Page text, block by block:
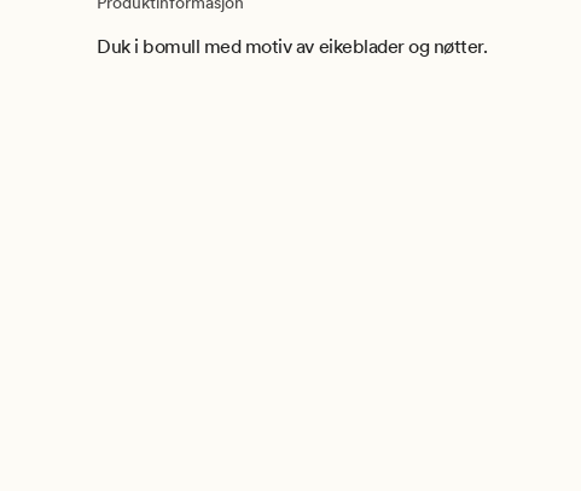
Duk i bomull med motiv av eikeblader og nøtter.